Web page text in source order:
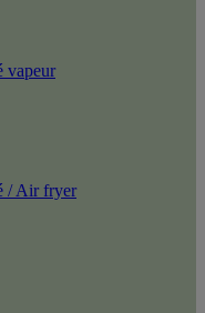
vapeur
/ Air fryer